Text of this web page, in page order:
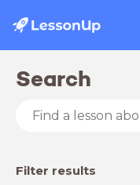
Search
Filter results